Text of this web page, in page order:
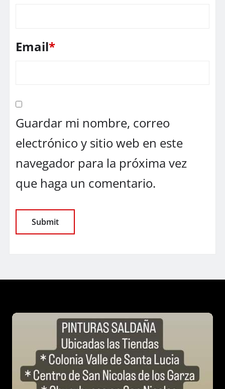
Email*
Guardar mi nombre, correo
electrónico y sitio web en este
navegador para la próxima vez
que haga un comentario.